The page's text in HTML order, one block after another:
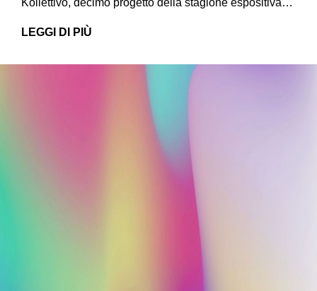
Kollettivo, decimo progetto della stagione espositiva…
LEGGI DI PIÙ